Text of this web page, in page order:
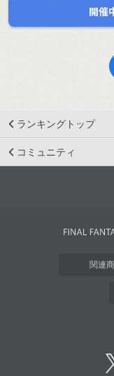
開催
ランキングトップ
コミュニティ
関連